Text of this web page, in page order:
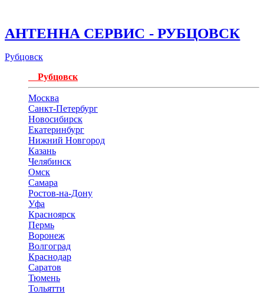
АНТЕННА СЕРВИС - РУБЦОВСК
Рубцовск
Рубцовск
Москва
Санкт-Петербург
Новосибирск
Екатеринбург
Нижний Новгород
Казань
Челябинск
Омск
Самара
Ростов-на-Дону
Уфа
Красноярск
Пермь
Воронеж
Волгоград
Краснодар
Саратов
Тюмень
Тольятти